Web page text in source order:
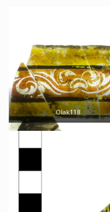
Teksten
Onbeschilderd glas
Het onderzoek
Publicaties
Over de onderzoeker
Literatuurlijst
Olak118